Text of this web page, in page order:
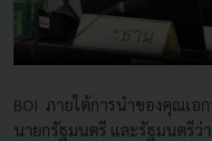
BOI ภายใต้การนำของคุณเ
นายกรัฐมนตรี และรัฐมนตรีว่